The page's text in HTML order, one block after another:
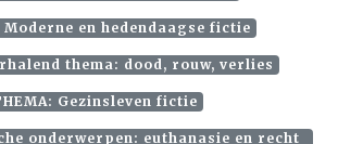
Moderne en hedendaagse fictie
thema: dood, rouw, verlies
Gezinsleven fictie
onderwerpen: euthanasie en recht